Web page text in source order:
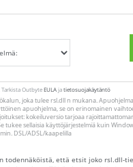
. Tarkista OutbyteEULAjatietosuojakäytäntö
joka tulee rsl.dll n mukana.
apuohjelma, se on erinomainen
kokeiluversio tarjoaa
tukee sellaisia ​​käyttöjärjestelmiä kuin
DSL/ADSL/kaapelilla
todennäköistä, että etsit joko